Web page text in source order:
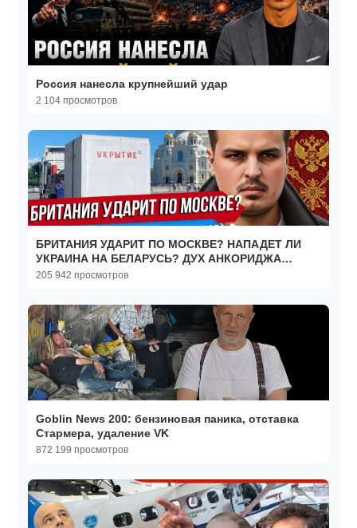
Россия нанесла крупнейший удар
2 104 просмотров
БРИТАНИЯ УДАРИТ ПО МОСКВЕ? НАПАДЕТ ЛИ
УКРАИНА НА БЕЛАРУСЬ? ДУХ АНКОРИДЖА
ИСПАРИЛСЯ.
205 942 просмотров
Goblin News 200: бензиновая паника, отставка
Стармера, удаление VK
872 199 просмотров